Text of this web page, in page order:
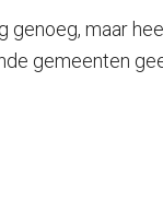
maar
gemeenten